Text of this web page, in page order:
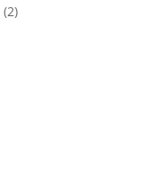
(2)